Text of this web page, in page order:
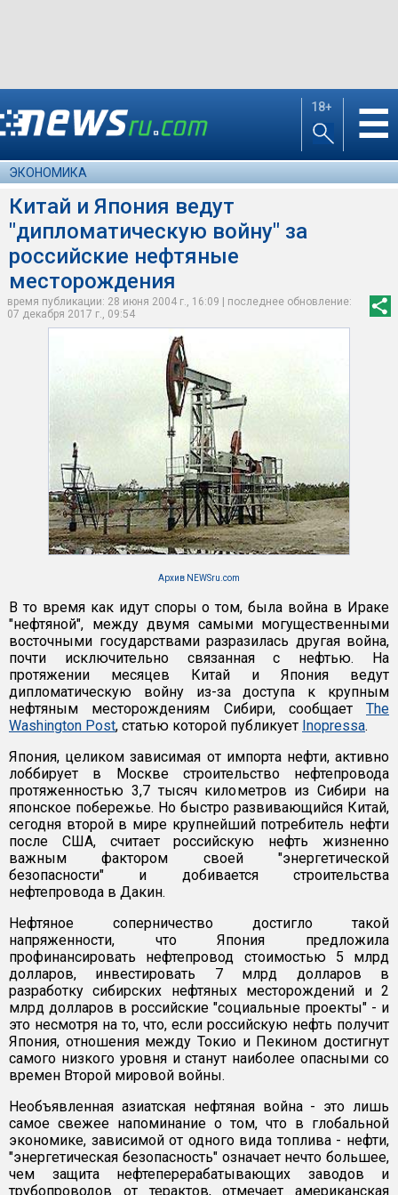
18+ ☰
ЭКОНОМИКА
Китай и Япония ведут
"дипломатическую войну" за
российские нефтяные
месторождения
время публикации: 28 июня 2004 г., 16:09 | последнее обновление:
07 декабря 2017 г., 09:54
Архив NEWSru.com
В то время как идут споры о том, была война в Ираке
"нефтяной", между двумя самыми могущественными
восточными государствами разразилась другая война,
почти исключительно связанная с нефтью. На
протяжении месяцев Китай и Япония ведут
дипломатическую войну из-за доступа к крупным
нефтяным месторождениям Сибири, сообщает The
Washington Post, статью которой публикует Inopressa.
Япония, целиком зависимая от импорта нефти, активно
лоббирует в Москве строительство нефтепровода
протяженностью 3,7 тысяч километров из Сибири на
японское побережье. Но быстро развивающийся Китай,
сегодня второй в мире крупнейший потребитель нефти
после США, считает российскую нефть жизненно
важным фактором своей "энергетической
безопасности" и добивается строительства
нефтепровода в Дакин.
Нефтяное соперничество достигло такой
напряженности, что Япония предложила
профинансировать нефтепровод стоимостью 5 млрд
долларов, инвестировать 7 млрд долларов в
разработку сибирских нефтяных месторождений и 2
млрд долларов в российские "социальные проекты" - и
это несмотря на то, что, если российскую нефть получит
Япония, отношения между Токио и Пекином достигнут
самого низкого уровня и станут наиболее опасными со
времен Второй мировой войны.
Необъявленная азиатская нефтяная война - это лишь
самое свежее напоминание о том, что в глобальной
экономике, зависимой от одного вида топлива - нефти,
"энергетическая безопасность" означает нечто большее,
чем защита нефтеперерабатывающих заводов и
трубопроводов от терактов, отмечает американская